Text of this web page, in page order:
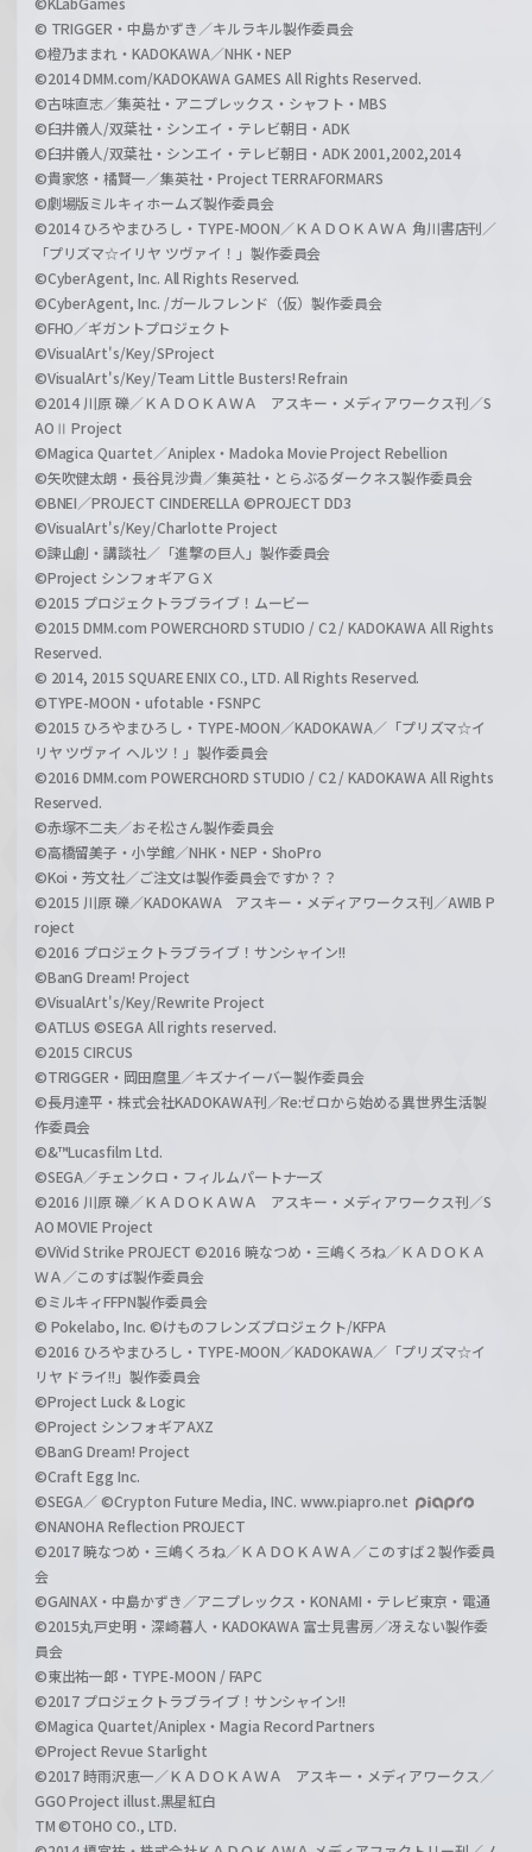
© TRIGGER・中島かずき／キルラキル製作委員会
©橙乃ままれ・KADOKAWA／NHK・NEP
©2014 DMM.com/KADOKAWA GAMES All Rights Reserved.
©古味直志／集英社・アニプレックス・シャフト・MBS
©臼井儀人/双葉社・シンエイ・テレビ朝日・ADK
©臼井儀人/双葉社・シンエイ・テレビ朝日・ADK 2001,2002,2014
©貴家悠・橘賢一／集英社・Project TERRAFORMARS
©劇場版ミルキィホームズ製作委員会
©2014 ひろやまひろし・TYPE-MOON／ＫＡＤＯＫＡＷＡ 角川書店刊／
「プリズマ☆イリヤ ツヴァイ！」製作委員会
©CyberAgent, Inc. All Rights Reserved.
©CyberAgent, Inc. /ガールフレンド（仮）製作委員会
©FHO／ギガントプロジェクト
©VisualArt's/Key/SProject
©VisualArt's/Key/Team Little Busters! Refrain
©2014 川原 礫／ＫＡＤＯＫＡＷＡ アスキー・メディアワークス刊／S
AOⅡ Project
©Magica Quartet／Aniplex・Madoka Movie Project Rebellion
©矢吹健太朗・長谷見沙貴／集英社・とらぶるダークネス製作委員会
©BNEI／PROJECT CINDERELLA ©PROJECT DD3
©VisualArt's/Key/Charlotte Project
©諫山創・講談社／「進撃の巨人」製作委員会
©Project シンフォギアＧＸ
©2015 プロジェクトラブライブ！ムービー
©2015 DMM.com POWERCHORD STUDIO / C2 / KADOKAWA All Rights
Reserved.
© 2014, 2015 SQUARE ENIX CO., LTD. All Rights Reserved.
©TYPE-MOON・ufotable・FSNPC
©2015 ひろやまひろし・TYPE-MOON／KADOKAWA／「プリズマ☆イ
リヤ ツヴァイ ヘルツ！」製作委員会
©2016 DMM.com POWERCHORD STUDIO / C2 / KADOKAWA All Rights
Reserved.
©赤塚不二夫／おそ松さん製作委員会
©高橋留美子・小学館／NHK・NEP・ShoPro
©Koi・芳文社／ご注文は製作委員会ですか？？
©2015 川原 礫／KADOKAWA アスキー・メディアワークス刊／AWIB P
roject
©2016 プロジェクトラブライブ！サンシャイン!!
©BanG Dream! Project
©VisualArt's/Key/Rewrite Project
©ATLUS ©SEGA All rights reserved.
©2015 CIRCUS
©TRIGGER・岡田麿里／キズナイーバー製作委員会
©長月達平・株式会社KADOKAWA刊／Re:ゼロから始める異世界生活製
作委員会
©&™Lucasfilm Ltd.
©SEGA／チェンクロ・フィルムパートナーズ
©2016 川原 礫／ＫＡＤＯＫＡＷＡ アスキー・メディアワークス刊／S
AO MOVIE Project
©ViVid Strike PROJECT ©2016 暁なつめ・三嶋くろね／ＫＡＤＯＫＡ
ＷＡ／このすば製作委員会
©ミルキィFFPN製作委員会
© Pokelabo, Inc. ©けものフレンズプロジェクト/KFPA
©2016 ひろやまひろし・TYPE-MOON／KADOKAWA／「プリズマ☆イ
リヤ ドライ!!」製作委員会
©Project Luck & Logic
©Project シンフォギアAXZ
©BanG Dream! Project
©Craft Egg Inc.
©SEGA／ ©Crypton Future Media, INC. www.piapro.net
©NANOHA Reflection PROJECT
©2017 暁なつめ・三嶋くろね／ＫＡＤＯＫＡＷＡ／このすば２製作委員
会
©GAINAX・中島かずき／アニプレックス・KONAMI・テレビ東京・電通
©2015丸戸史明・深崎暮人・KADOKAWA 富士見書房／冴えない製作委
員会
©東出祐一郎・TYPE-MOON / FAPC
©2017 プロジェクトラブライブ！サンシャイン!!
©Magica Quartet/Aniplex・Magia Record Partners
©Project Revue Starlight
©2017 時雨沢恵一／ＫＡＤＯＫＡＷＡ アスキー・メディアワークス／
GGO Project illust.黒星紅白
TM ©TOHO CO., LTD.